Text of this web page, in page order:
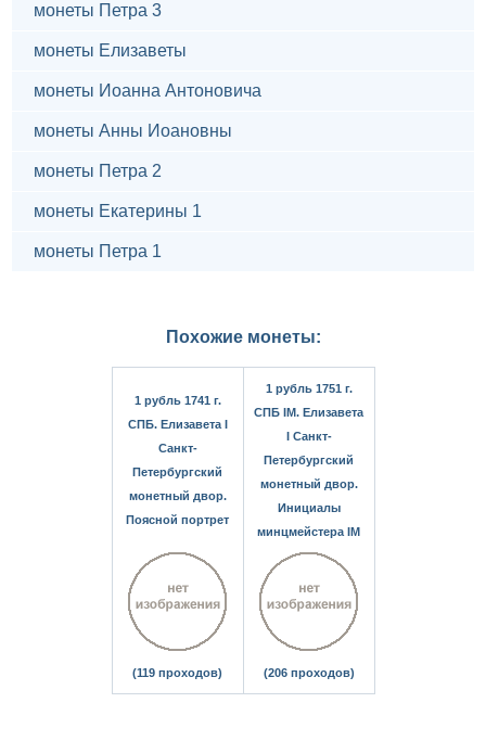
монеты Петра 3
монеты Елизаветы
монеты Иоанна Антоновича
монеты Анны Иоановны
монеты Петра 2
монеты Екатерины 1
монеты Петра 1
Похожие монеты:
1 рубль 1741 г.
СПБ. Елизавета I
Санкт-
Петербургский
монетный двор.
Поясной портрет
(119 проходов)
1 рубль 1751 г.
СПБ IМ. Елизавета
I Санкт-
Петербургский
монетный двор.
Инициалы
минцмейстера IM
(206 проходов)